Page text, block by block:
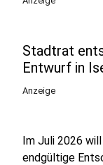
Stadtrat
Entwurf in
Anzeige
Im Juli 2026
endgültige